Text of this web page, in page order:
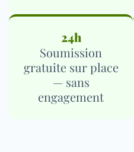
24h
Soumission
gratuite sur place
— sans
engagement